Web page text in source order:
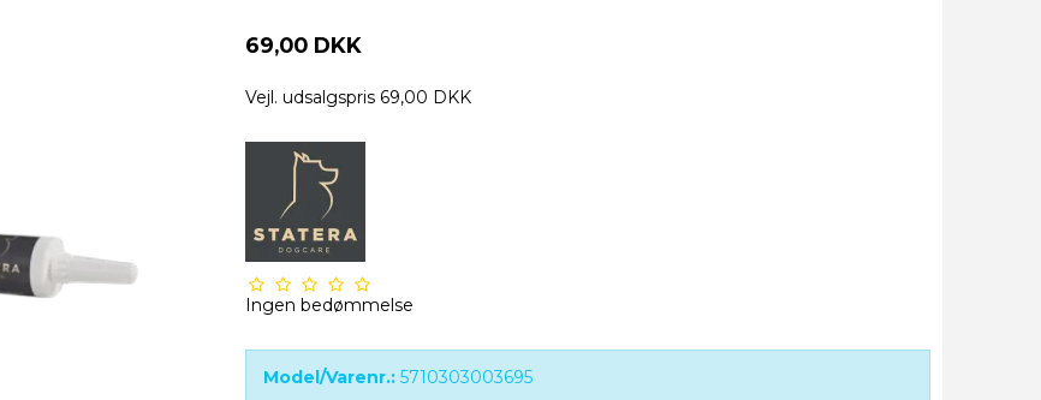
69,00 DKK
Vejl. udsalgspris 69,00 DKK
Ingen bedømmelse
Model/Varenr.: 5710303003695